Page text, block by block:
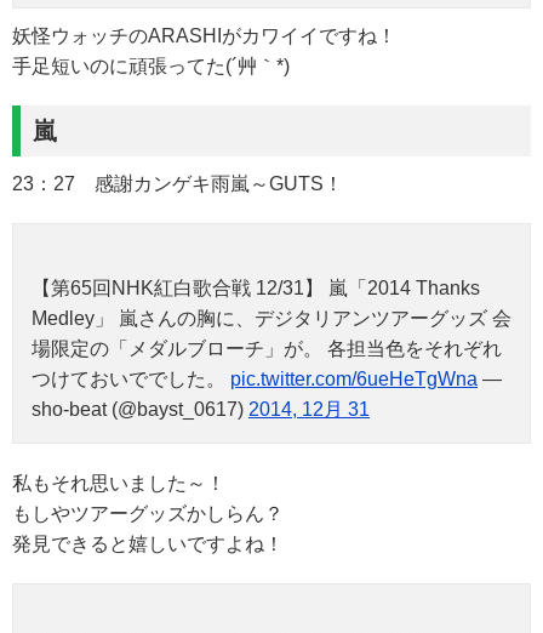
妖怪ウォッチのARASHIがカワイイですね！
手足短いのに頑張ってた(´艸｀*)
嵐
23：27 感謝カンゲキ雨嵐～GUTS！
【第65回NHK紅白歌合戦 12/31】 嵐「2014 Thanks
Medley」 嵐さんの胸に、デジタリアンツアーグッズ 会
場限定の「メダルブローチ」が。 各担当色をそれぞれ
つけておいででした。 pic.twitter.com/6ueHeTgWna —
sho-beat (@bayst_0617) 2014, 12月 31
私もそれ思いました～！
もしやツアーグッズかしらん？
発見できると嬉しいですよね！